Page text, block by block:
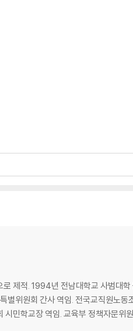
제적. 1994년 전남대학교 사범대학
별위원회 간사 역임. 전국교직원노동
민학교장 역임. 교육부 정책자문위